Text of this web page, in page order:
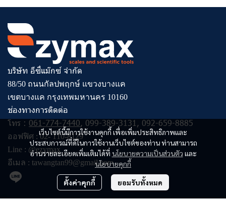
เว็บไซต์นี้มีการใช้งานคุกกี้ เพื่อเพิ่มประสิทธิภาพและ
ประสบการณ์ที่ดีในการใช้งานเว็บไซต์ของท่าน ท่านสามารถ
อ่านรายละเอียดเพิ่มเติมได้ที่ นโยบายความเป็นส่วนตัว และ
นโยบายคุกกี้
ตั้งค่าคุกกี้ ยอมรับทั้งหมด
บริษัท อีซี่แม๊กซ์ จำกัด
88/50 ถนนกัลปพฤกษ์ แขวงบางแค
เขตบางแค กรุงเทพมหานคร 10160
ช่องทางการติดต่อ
โทร : 061-774-7440, 099-389-3131, 092-659-8885
ออฟฟิศ :02- 110-8129
Line : @ezymax
อีเมล : tawangtan99@gmail.com